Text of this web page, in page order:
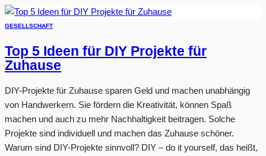
GESELLSCHAFT
Top 5 Ideen für DIY Projekte für
Zuhause
DIY-Projekte für Zuhause sparen Geld und machen unabhängig
von Handwerkern. Sie fördern die Kreativität, können Spaß
machen und auch zu mehr Nachhaltigkeit beitragen. Solche
Projekte sind individuell und machen das Zuhause schöner.
Warum sind DIY-Projekte sinnvoll? DIY – do it yourself, das heißt,